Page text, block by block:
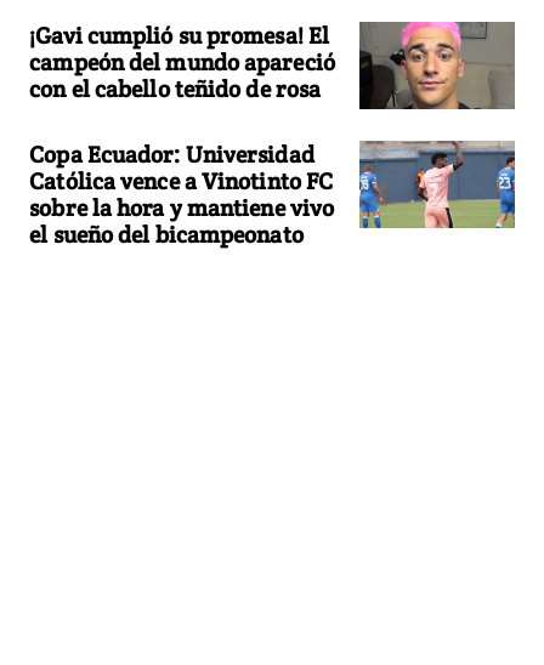
¡Gavi cumplió su promesa! El
campeón del mundo apareció
con el cabello teñido de rosa
Copa Ecuador: Universidad
Católica vence a Vinotinto FC
sobre la hora y mantiene vivo
el sueño del bicampeonato